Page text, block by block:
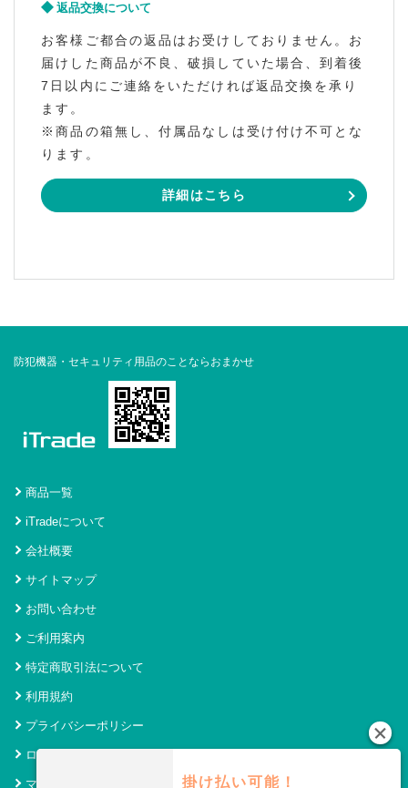
返品交換について
お客様ご都合の返品はお受けしておりません。お
届けした商品が不良、破損していた場合、到着後
7日以内にご連絡をいただければ返品交換を承り
ます。
※商品の箱無し、付属品なしは受け付け不可とな
ります。
詳細はこちら
防犯機器・セキュリティ用品のことならおまかせ
商品一覧
iTradeについて
会社概要
サイトマップ
お問い合わせ
ご利用案内
特定商取引法について
利用規約
プライバシーポリシー
ログイン
マイページ 掛け払い可能！